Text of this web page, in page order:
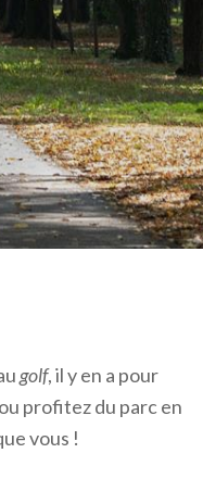
golf, il y en a pour
profitez du parc en
vous !